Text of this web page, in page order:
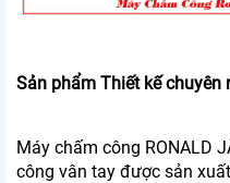
Sản phẩm Thiết kế chuyên
Máy chấm công RONALD
công vân tay được sản